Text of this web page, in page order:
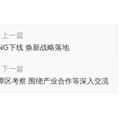
上一篇
下线 焕新战略落地
下一篇
区考察 围绕产业合作等深入交流